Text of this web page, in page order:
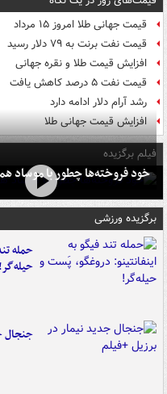
قیمت جهانی طلا امروز ۱۵ مرداد
قیمت نفت برنت به ۷۹ دلار رسید
افزایش قیمت طلا و نقره جهانی
قیمت نفت ۵ درصد کاهش یافت
رشد آرام دلار ادامه دارد
افزایش قیمت جهانی طلا
فیلم برگزیده
خود فروخته‌ها چطور با موساد
برگزیده ورزشی
حمله
حیله‌گر!
جنجال